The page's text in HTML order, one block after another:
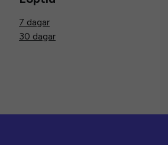
7 dagar
30 dagar